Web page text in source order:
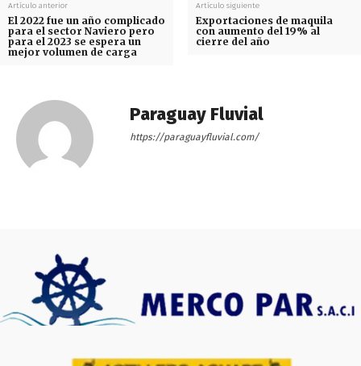
Artículo anterior
El 2022 fue un año complicado
para el sector Naviero pero
para el 2023 se espera un
mejor volumen de carga
Artículo siguiente
Exportaciones de maquila
con aumento del 19% al
cierre del año
Paraguay Fluvial
https://paraguayfluvial.com/